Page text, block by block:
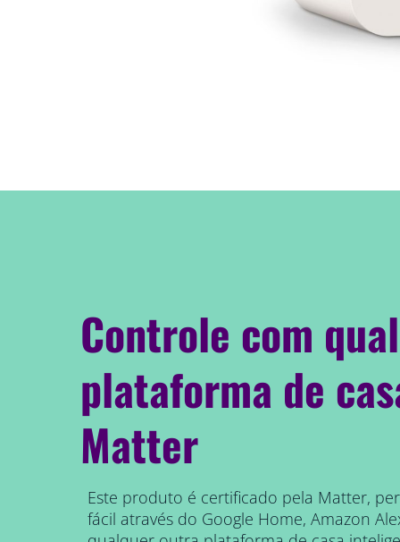
Controle com
plataforma de
Matter
Este produto é certificado pela Matter,
fácil através do Google Home, Amazon